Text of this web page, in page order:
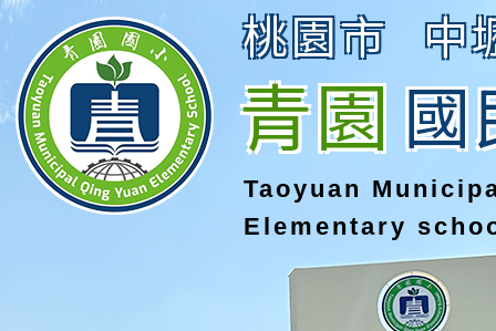
桃園市 中
青園國
Taoyuan
Elementary